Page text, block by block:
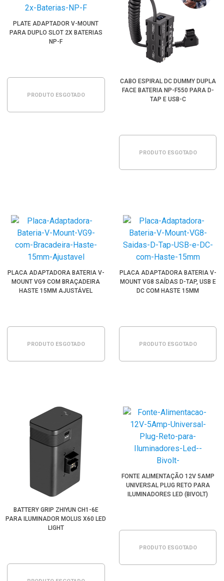
PLATE ADAPTADOR V-MOUNT
PARA DUPLO SLOT 2X BATERIAS
NP-F
PRODUTO ESGOTADO
CABO ESPIRAL DC DUMMY DUPLA
FACE BATERIA NP-F550 PARA D-
TAP E USB-C
PRODUTO ESGOTADO
PLACA ADAPTADORA BATERIA V-
MOUNT VG9 COM BRAÇADEIRA
HASTE 15MM AJUSTÁVEL
PRODUTO ESGOTADO
PLACA ADAPTADORA BATERIA V-
MOUNT VG8 SAÍDAS D-TAP, USB E
DC COM HASTE 15MM
PRODUTO ESGOTADO
BATTERY GRIP ZHIYUN CH1-6E
PARA ILUMINADOR MOLUS X60 LED
LIGHT
FONTE ALIMENTAÇÃO 12V 5AMP
UNIVERSAL PLUG RETO PARA
ILUMINADORES LED (BIVOLT)
PRODUTO ESGOTADO